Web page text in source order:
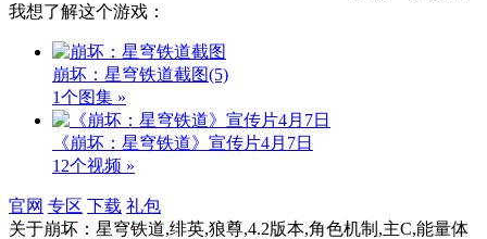
我想了解这个游戏：
崩坏：星穹铁道截图(5)
1个图集 »
《崩坏：星穹铁道》宣传片4月7日
12个视频 »
官网 专区 下载 礼包
关于崩坏：星穹铁道,绯英,狼尊,4.2版本,角色机制,主C,能量体